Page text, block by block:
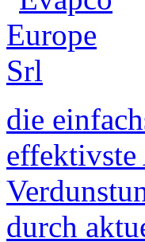
die
effektivste
durch